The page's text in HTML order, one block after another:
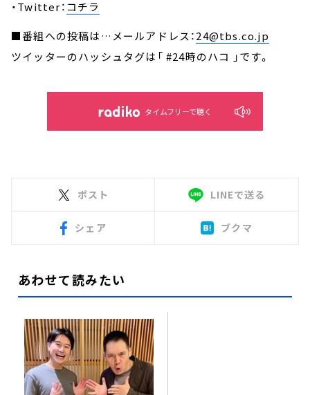
・Twitter： コチラ
■番組への投稿は…メールアドレス：24@tbs.co.jp
ツイッターのハッシュタグは「 #24時のハコ 」です。
タイムフリーで聴く
ポスト LINEで送る
シェア ブクマ
あわせて読みたい